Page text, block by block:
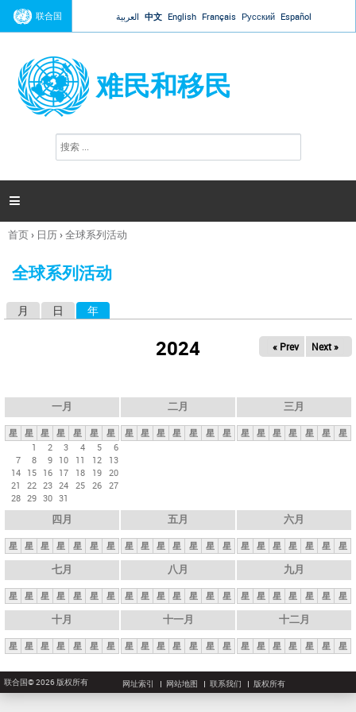
Jump to navigation
联合国 العربية 中文 English Français Русский Español
难民和移民
搜
索

你
这
首页› 日历›全球系列活动
全球系列活动
月 日 年
2024 « Prev Next »
一月
星 星 星 星 星 星
星
1
2 3 4 5
6
7
8 9 10 11 12
13
14 15 16 17 18 19 20
21
22 23 24 25 26 27
28 29 30 31
二月
星 星 星 星 星 星 星
三月
星 星 星 星 星 星 星
四月
星 星 星 星 星 星 星
五月
星 星 星 星 星 星 星
六月
星 星 星 星 星 星 星
七月
星 星 星 星 星 星 星
八月
星 星 星 星 星 星 星
九月
星 星 星 星 星 星 星
十月
星 星 星 星 星 星 星
十一月
星 星 星 星 星 星 星
十二月
星 星 星 星 星 星 星
联合国© 2026 版权所有 网址索引 网站地图 联系我们 版权所有